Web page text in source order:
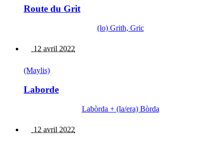
Route du Grit
(lo) Grith, Gric
12 avril 2022
(Maylis)
Laborde
Labòrda + (la/era) Bòrda
12 avril 2022